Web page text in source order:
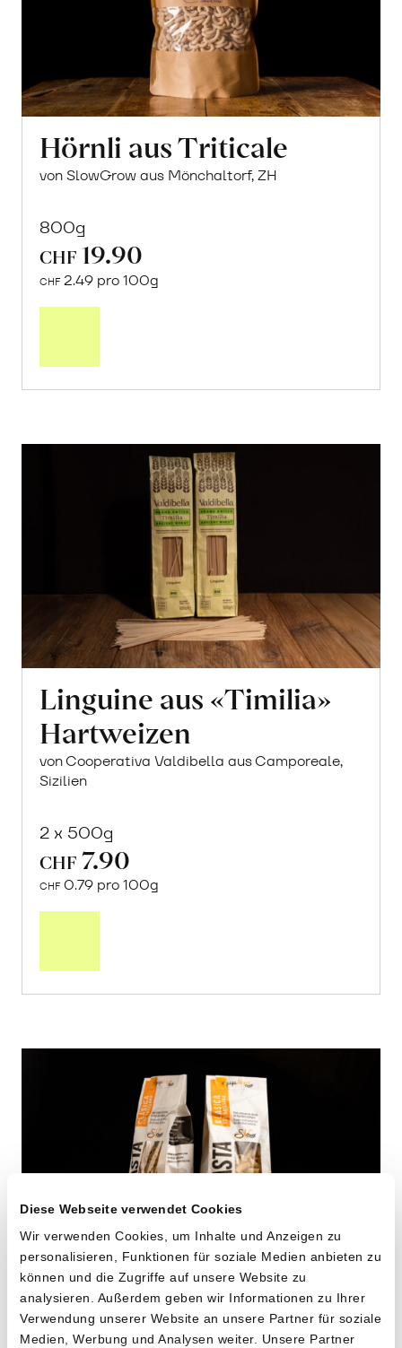
Diese Webseite verwendet Cookies
Wir verwenden Cookies, um Inhalte und Anzeigen zu
personalisieren, Funktionen für soziale Medien anbieten zu
können und die Zugriffe auf unsere Website zu
analysieren. Außerdem geben wir Informationen zu Ihrer
Verwendung unserer Website an unsere Partner für soziale
Medien, Werbung und Analysen weiter. Unsere Partner
Hörnli aus Triticale
von SlowGrow aus Mönchaltorf, ZH
800g
CHF 19.90
CHF 2.49 pro 100g
Linguine aus «Timilia»
Hartweizen
von Cooperativa Valdibella aus Camporeale,
Sizilien
2 x 500g
CHF 7.90
CHF 0.79 pro 100g
Maccheroni aus alten
Hartweizensorten